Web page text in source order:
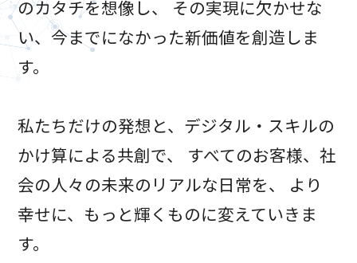
のカタチを想像し、
その実現に欠かせな
い、今までになかった新価値を創造しま
す。
私たちだけの発想と、デジタル・スキルの
かけ算による共創で、
すべてのお客様、社
会の人々の未来のリアルな日常を、
より
幸せに、もっと輝くものに変えていきま
す。